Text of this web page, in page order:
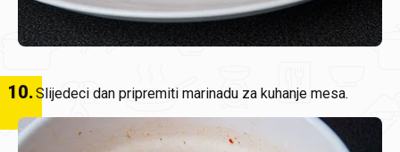
10.Slijedeci dan pripremiti marinadu za kuhanje mesa.